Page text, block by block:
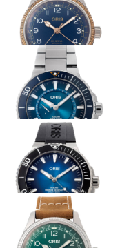
的機構をブロンズが囲む
ッグクラウン ポインターデ
ートバリアリーフ第３弾
クイス グレートバリアリー
リミテッドエディション III
珊瑚の色を文字盤に
リッパートン リミテッドエ
ィション